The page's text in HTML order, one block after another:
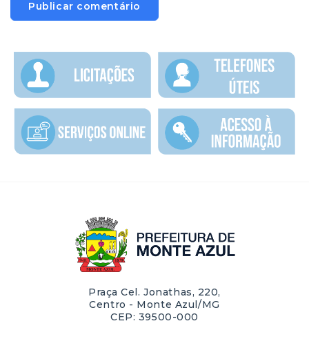
Praça Cel. Jonathas, 220,
Centro - Monte Azul/MG
CEP: 39500-000